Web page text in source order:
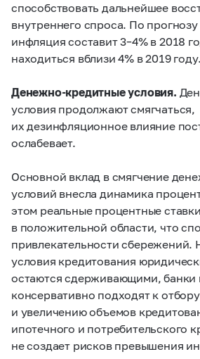
способствовать дальнейшее
внутреннего спроса. По
инфляция составит3–4%в 2018
находиться вблизи 4% в 2019 году.
Денежно-кредитные условия.
условия продолжают смягчаться,
их дезинфляционное влияние
ослабевает.
Основной вклад в смягчение
условий внесла динамика
этом реальные процентные
в положительной области, что
привлекательности сбережений.
условия кредитования
остаются сдерживающими,
консервативно подходят к
и увеличению объемов
ипотечного и потребительского
не создает рисков превышения